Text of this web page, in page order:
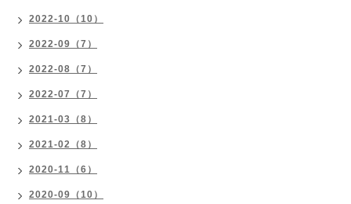
2022-10（10）
2022-09（7）
2022-08（7）
2022-07（7）
2021-03（8）
2021-02（8）
2020-11（6）
2020-09（10）